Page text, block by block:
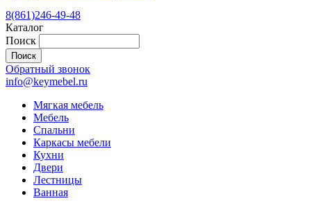
8(861)246-49-48
Каталог
Поиск
Обратный звонок
info@keymebel.ru
Мягкая мебель
Мебель
Спальни
Каркасы мебели
Кухни
Двери
Лестницы
Ванная